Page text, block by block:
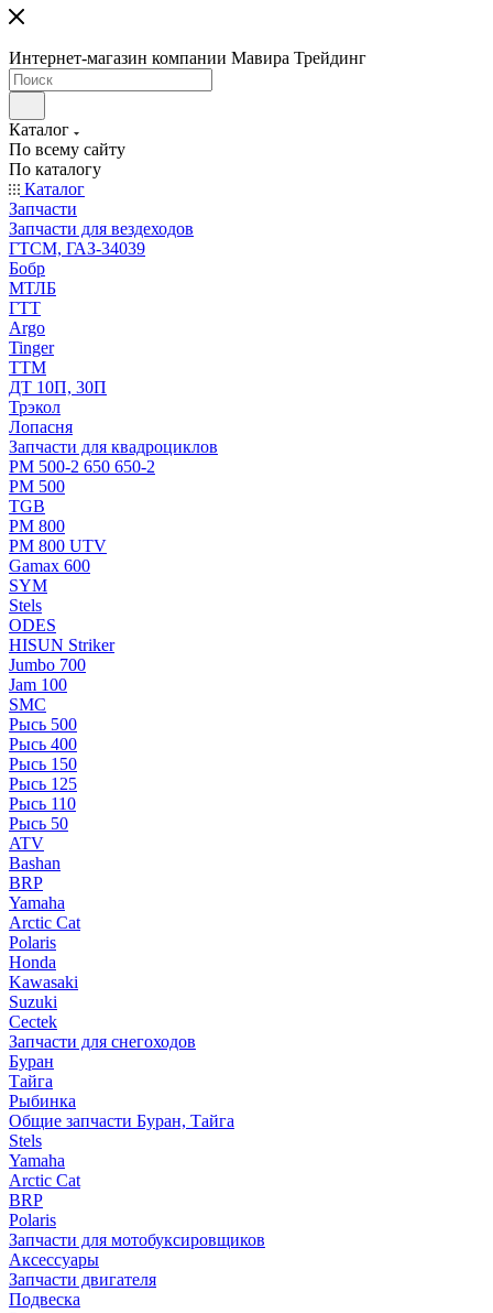
Интернет-магазин компании Мавира Трейдинг
Каталог
По всему сайту
По каталогу
Каталог
Запчасти
Запчасти для вездеходов
ГТСМ, ГАЗ-34039
Бобр
МТЛБ
ГТТ
Argo
Tinger
ТТМ
ДТ 10П, 30П
Трэкол
Лопасня
Запчасти для квадроциклов
РМ 500-2 650 650-2
РМ 500
TGB
РМ 800
РМ 800 UTV
Gamax 600
SYM
Stels
ОDЕS
HISUN Striker
Jumbo 700
Jam 100
SMC
Рысь 500
Рысь 400
Рысь 150
Рысь 125
Рысь 110
Рысь 50
ATV
Bashan
BRP
Yamaha
Arctic Cat
Polaris
Honda
Kawasaki
Suzuki
Cectek
Запчасти для снегоходов
Буран
Тайга
Рыбинка
Общие запчасти Буран, Тайга
Stels
Yamaha
Arctic Cat
BRP
Polaris
Запчасти для мотобуксировщиков
Аксессуары
Запчасти двигателя
Подвеска